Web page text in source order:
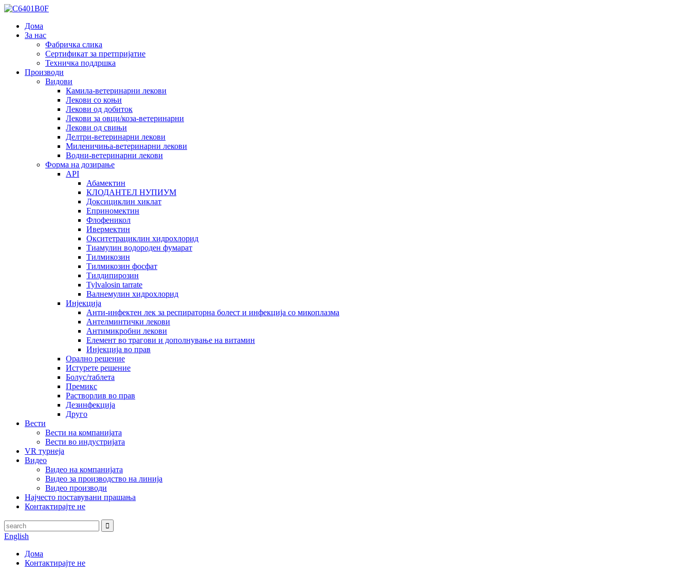
Дома
За нас
Фабричка слика
Сертификат за претпријатие
Техничка поддршка
Производи
Видови
Камила-ветеринарни лекови
Лекови со коњи
Лекови од добиток
Лекови за овци/коза-ветеринарни
Лекови од свињи
Делтри-ветеринарни лекови
Миленичиња-ветеринарни лекови
Водни-ветеринарни лекови
Форма на дозирање
API
Абамектин
КЛОДАНТЕЛ НУПИУМ
Доксициклин хиклат
Еприномектин
Флофеникол
Ивермектин
Окситетрациклин хидрохлорид
Тиамулин водороден фумарат
Тилмикозин
Тилмикозин фосфат
Тилдипирозин
Tylvalosin tarrate
Валнемулин хидрохлорид
Инјекција
Анти-инфектен лек за респираторна болест и инфекција со микоплазма
Антелминтички лекови
Антимикробни лекови
Елемент во трагови и дополнување на витамин
Инјекција во прав
Орално решение
Истурете решение
Болус/таблета
Премикс
Растворлив во прав
Дезинфекција
Друго
Вести
Вести на компанијата
Вести во индустријата
VR турнеја
Видео
Видео на компанијата
Видео за производство на линија
Видео производи
Најчесто поставувани прашања
Контактирајте не
English
Дома
Контактирајте не